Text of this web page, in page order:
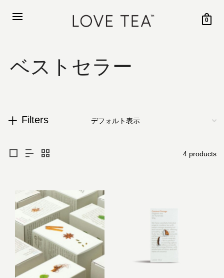
0
ベストセラー
Filters
4 products